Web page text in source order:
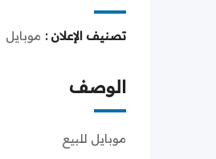
تصنيف الإعلان : موبايل
الوصف
موبايل للبيع